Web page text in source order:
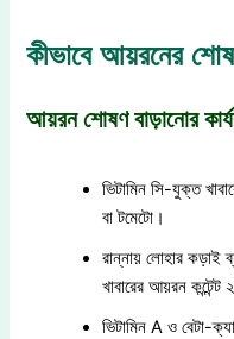
কীভাবে আয়রনের
আয়রন শোষণ বাড়ানোর
ভিটামিন সি-যুক্ত
বা টমেটো।
রান্নায় লোহার কড়াই
খাবারের আয়রন
ভিটামিন A ও বেটা-